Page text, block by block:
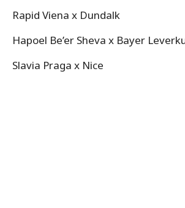
Rapid Viena x Dundalk
Hapoel Be’er Sheva x Bayer
Slavia Praga x Nice